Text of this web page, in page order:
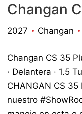
Changan
2027 Changan
Changan CS 35
· Delantera ·
CHANGAN CS
nuestro